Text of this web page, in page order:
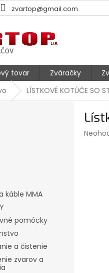
zvartop@gmail.com
tovar Zváračky
LÍSTKOVÉ KOTÚČE SO
káble MMA
pomôcky
a čistenie
zvarov a